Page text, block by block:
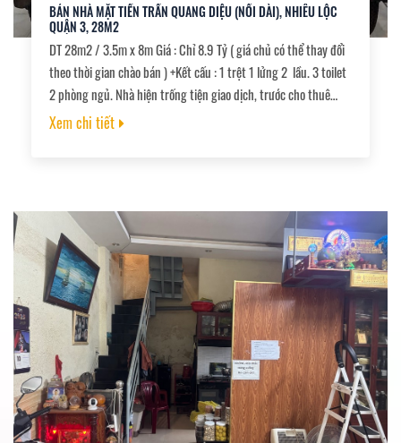
BÁN NHÀ MẶT TIỀN TRẦN QUANG DIỆU (NỐI DÀI), NHIÊU LỘC
QUẬN 3, 28M2
DT 28m2 / 3.5m x 8m Giá : Chỉ 8.9 Tỷ ( giá chủ có thể thay đổi
theo thời gian chào bán ) +Kết cấu : 1 trệt 1 lửng 2 lầu. 3 toilet
2 phòng ngủ. Nhà hiện trống tiện giao dịch, trước cho thuê
40tr/ tháng. +mặt tiền trung tâm thuận tiện qua Phú Nhuận ,
Xem chi tiết